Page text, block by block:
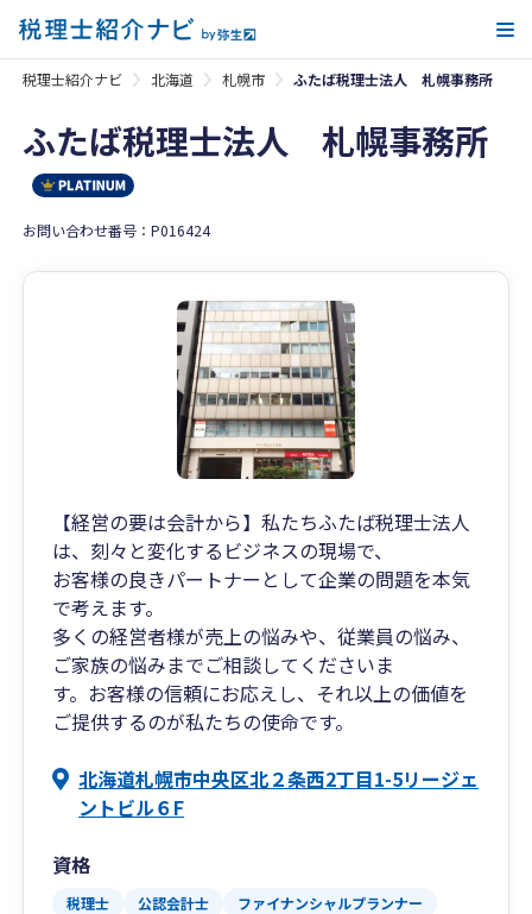
税理士紹介ナビ 北海道 札幌市 ふたば税理士法人 札幌事務所
ふたば税理士法人 札幌事務所
お問い合わせ番号：P016424
【経営の要は会計から】私たちふたば税理士法人
は、刻々と変化するビジネスの現場で、
お客様の良きパートナーとして企業の問題を本気
で考えます。
多くの経営者様が売上の悩みや、従業員の悩み、
ご家族の悩みまでご相談してくださいま
す。お客様の信頼にお応えし、それ以上の価値を
ご提供するのが私たちの使命です。
北海道札幌市中央区北２条西2丁目1-5リージェ
ントビル６F
資格
税理士 公認会計士
ファイナンシャルプランナー